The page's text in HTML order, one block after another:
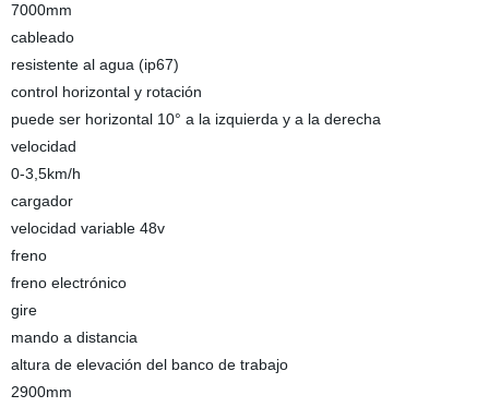
7000mm
cableado
resistente al agua (ip67)
control horizontal y rotación
puede ser horizontal 10° a la izquierda y a la derecha
velocidad
0-3,5km/h
cargador
velocidad variable 48v
freno
freno electrónico
gire
mando a distancia
altura de elevación del banco de trabajo
2900mm